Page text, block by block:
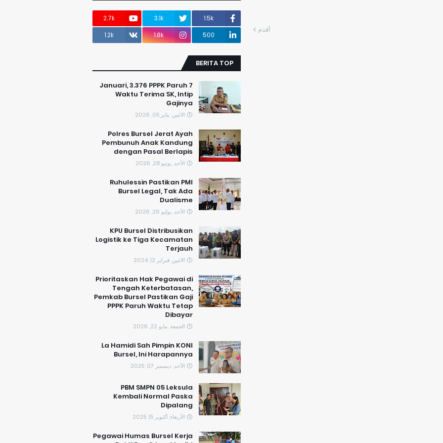
أقدم
1.5k
3.1k
2.7k
500
1.8k
1.2k
BERITA TOP
7 Januari, 3.376 PPPK Paruh
Waktu Terima SK, Intip
Gajinya
الاثنين, يناير 05, 2026
Polres Bursel Jerat Ayah
Pembunuh Anak Kandung
dengan Pasal Berlapis
الأحد, يونيو 28, 2026
​Ruhulessin Pastikan PMI
Bursel Legal, Tak Ada
Dualisme
الأحد, يوليو 26, 2026
KPU Bursel Distribusikan
Logistik ke Tiga Kecamatan
Terjauh
الاثنين, فبراير 12, 2024
Prioritaskan Hak Pegawai di
Tengah Keterbatasan,
Pemkab Bursel Pastikan Gaji
PPPK Paruh Waktu Tetap
Dibayar
الجمعة, مايو 22, 2026
La Hamidi Sah Pimpin KONI
Bursel, Ini Harapannya
الأحد, ديسمبر 07, 2025
PBM SMPN 05 Leksula
Kembali Normal Paska
Dipalang
الأربعاء, أكتوبر 15, 2025
Pegawai Humas Bursel Kerja